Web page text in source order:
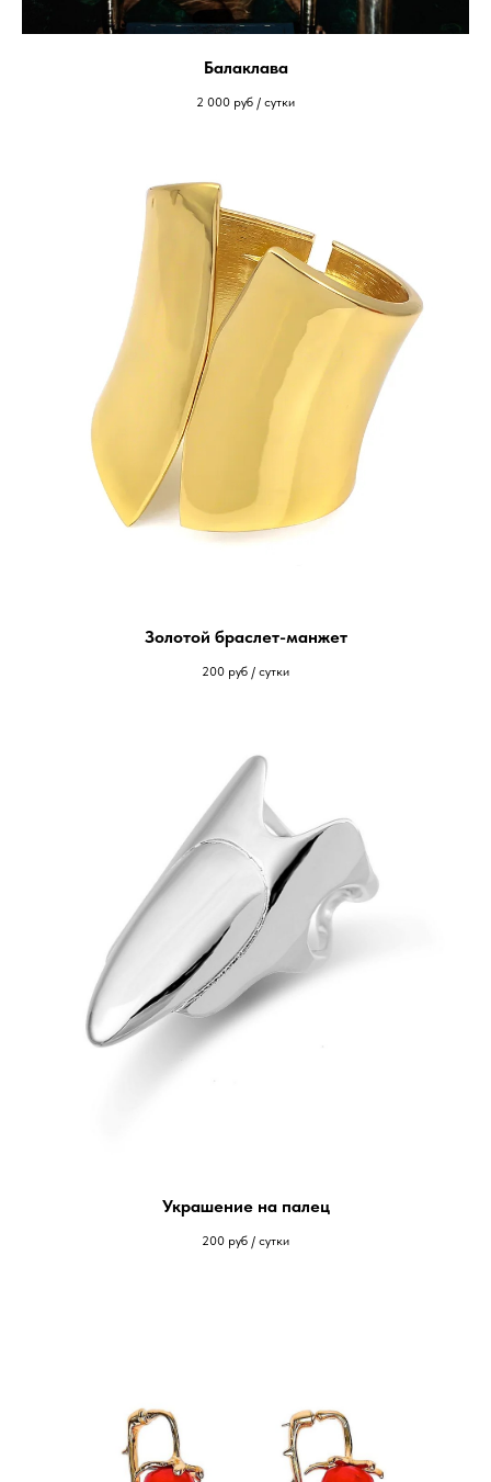
Балаклава
2 000 руб / сутки
Золотой браслет-манжет
200 руб / сутки
Украшение на палец
200 руб / сутки